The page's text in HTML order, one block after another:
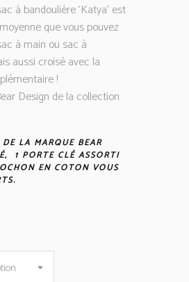
à bandoulière ‘Katya’ est
que vous pouvez
à main ou sac à
aussi croisé avec la
!
Design de la collection
LA MARQUE BEAR
1 PORTE CLÉ ASSORTI
EN COTON VOUS